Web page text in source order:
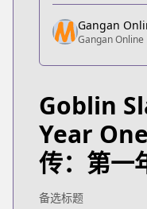
https://
Gangan Online
Gangan Online
https://
Gangan
Gangan Online
Goblin
Year One
传：第一
备选标题